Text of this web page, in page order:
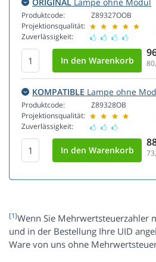
Produktcode:
Projektionsqualität:
Zuverlässigkeit:
Z89327OOB
KOMPATIBLE Lampe ohne
Produktcode:
Projektionsqualität:
Zuverlässigkeit:
Z89328OB
[1]Wenn Sie Mehrwertsteuerzahler
und in der Bestellung Ihre UID
Ware von uns ohne